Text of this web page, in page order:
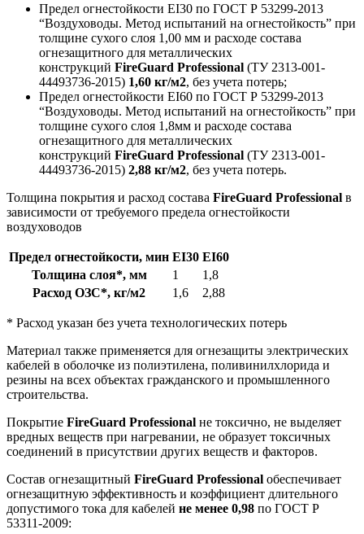
Предел огнестойкости EI30 по ГОСТ Р 53299-2013
“Воздуховоды. Метод испытаний на огнестойкость” при
толщине сухого слоя 1,00 мм и расходе состава
огнезащитного для металлических
конструкций FireGuard Professional (ТУ 2313-001-
44493736-2015) 1,60 кг/м2, без учета потерь;
Предел огнестойкости EI60 по ГОСТ Р 53299-2013
“Воздуховоды. Метод испытаний на огнестойкость” при
толщине сухого слоя 1,8мм и расходе состава
огнезащитного для металлических
конструкций FireGuard Professional (ТУ 2313-001-
44493736-2015) 2,88 кг/м2, без учета потерь.
Толщина покрытия и расход состава FireGuard Professional в
зависимости от требуемого предела огнестойкости
воздуховодов
Предел огнестойкости, мин EI30 EI60
Толщина слоя*, мм
1
1,8
Расход ОЗС*, кг/м2
1,6 2,88
* Расход указан без учета технологических потерь
Материал также применяется для огнезащиты электрических
кабелей в оболочке из полиэтилена, поливинилхлорида и
резины на всех объектах гражданского и промышленного
строительства.
Покрытие FireGuard Professional не токсично, не выделяет
вредных веществ при нагревании, не образует токсичных
соединений в присутствии других веществ и факторов.
Состав огнезащитный FireGuard Professional обеспечивает
огнезащитную эффективность и коэффициент длительного
допустимого тока для кабелей не менее 0,98 по ГОСТ Р
53311-2009: